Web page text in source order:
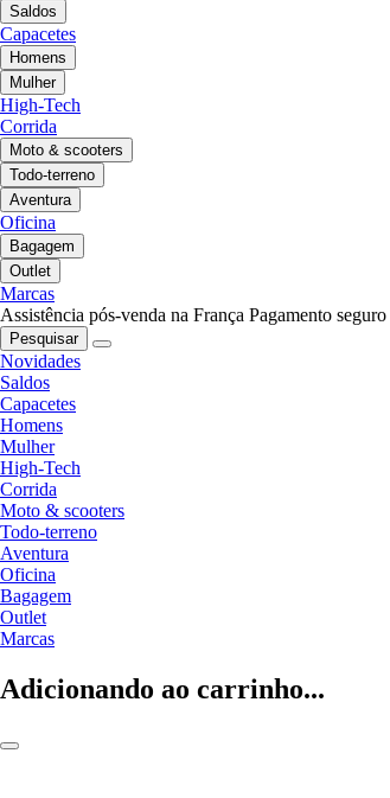
Saldos
Capacetes
Homens
Mulher
High-Tech
Corrida
Moto & scooters
Todo-terreno
Aventura
Oficina
Bagagem
Outlet
Marcas
Assistência pós-venda na França Pagamento seguro
Pesquisar
Novidades
Saldos
Capacetes
Homens
Mulher
High-Tech
Corrida
Moto & scooters
Todo-terreno
Aventura
Oficina
Bagagem
Outlet
Marcas
Adicionando ao carrinho...